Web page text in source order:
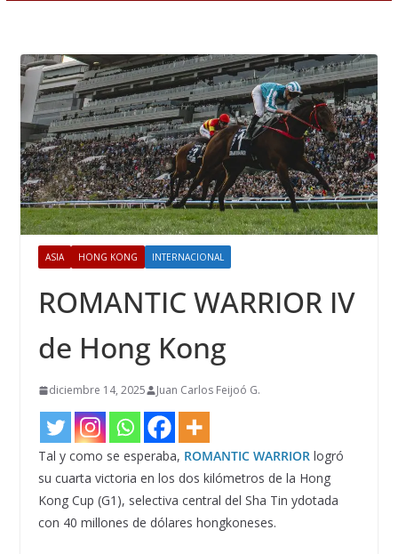
ASIA HONG KONG INTERNACIONAL
ROMANTIC WARRIOR IV
de Hong Kong
diciembre 14, 2025 Juan Carlos Feijoó G.
Tal y como se esperaba, ROMANTIC WARRIORlogró
su cuarta victoria en los dos kilómetros de la Hong
Kong Cup (G1), selectiva central del Sha Tin ydotada
con 40 millones de dólares hongkoneses.